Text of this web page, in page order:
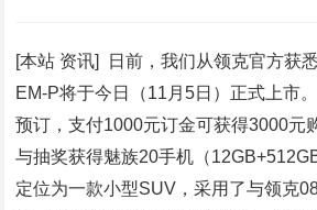
[本站 资讯] 日前，我们从领克官方获
EM-P将于今日（11月5日）正式上市
预订，支付1000元订金可获得3000元
与抽奖获得魅族20手机（
定位为一款小型SUV，采用了与领克